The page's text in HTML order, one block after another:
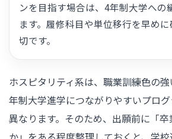
ンを目指す場合は、4年制大学への
ます。履修科目や単位移行を早め
切です。
ホスピタリティ系は、職業訓練色の
年制大学進学につながりやすいプロ
異なります。そのため、出願前に「